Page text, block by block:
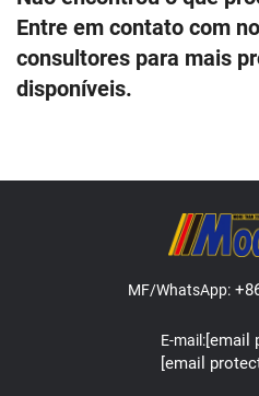
Entre em contato com
consultores para mais
disponíveis.
MF/WhatsApp:
E-mail:[email
[email